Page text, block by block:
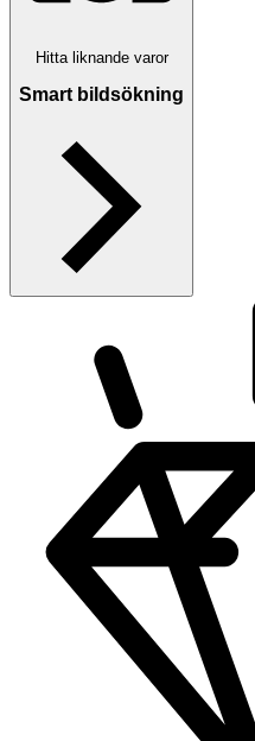
Hitta liknande varor
Smart bildsökning